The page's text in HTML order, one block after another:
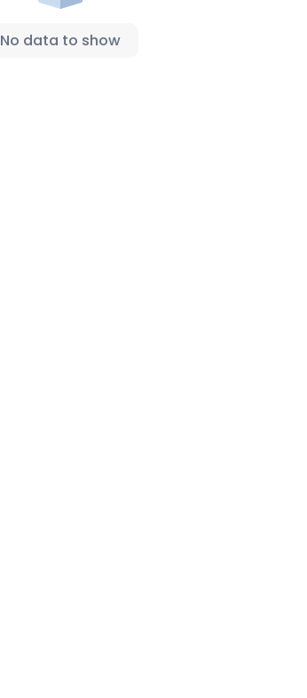
No data to show